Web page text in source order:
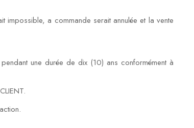
impossible, a commande serait annulée et la vente
une durée de dix (10) ans conformément à